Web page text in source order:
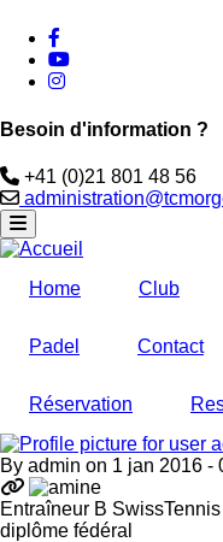
Youtube
instagram
Besoin d'information ?
Téléphone
+41 (0)21 801 48 56
Email
Home Club
Padel Contact
Réservation
By admin on 1 jan 2016 -
Entraîneur B
diplôme fédéral